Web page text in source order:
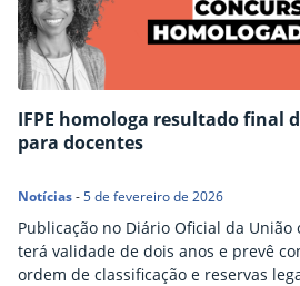
IFPE homologa resultado final
para docentes
Notícias-5 de fevereiro de 2026
Publicação no Diário Oficial da
terá validade de dois anos e prevê
ordem de classificação e reservas